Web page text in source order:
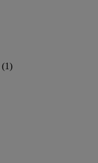
(1)